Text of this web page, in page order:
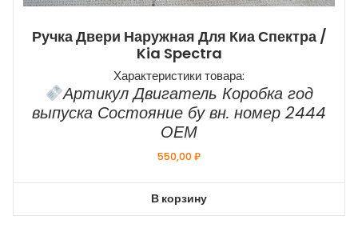
Ручка Двери Наружная Для Киа Спектра /
Kia Spectra
Характеристики товара:
Артикул Двигатель Коробка год
выпуска Состояние бу вн. номер 2444
ОЕМ
550,00₽
В корзину